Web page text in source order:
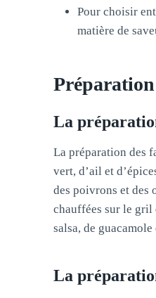
Pour choisir
matière de
Préparation
La
La préparation des
vert, d’ail et
des poivrons et des
chauffées sur le gril
salsa, de guacamole
La